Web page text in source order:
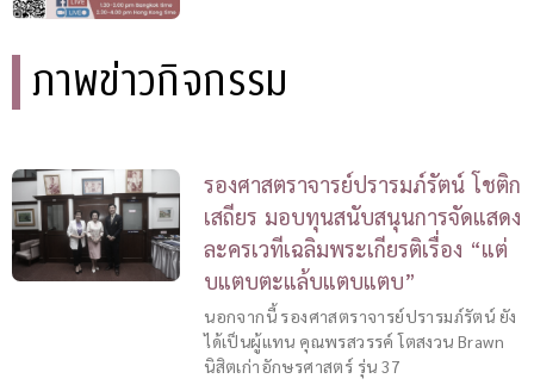
ภาพข่าวกิจกรรม
รองศาสตราจารย์ปรารมภ์รัตน์ โชติก
เสถียร มอบทุนสนับสนุนการจัดแสดง
ละครเวทีเฉลิมพระเกียรติเรื่อง “แต่
บแตบตะแล้บแตบแตบ”
นอกจากนี้ รองศาสตราจารย์ปรารมภ์รัตน์ ยัง
ได้เป็นผู้แทน คุณพรสวรรค์ โตสงวน Brawn
นิสิตเก่าอักษรศาสตร์ รุ่น 37